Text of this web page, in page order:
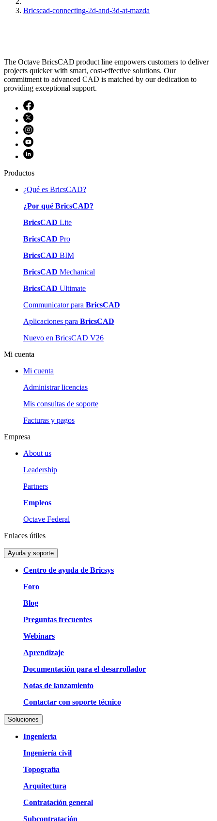
Bricscad-connecting-2d-and-3d-at-mazda
The Octave BricsCAD product line empowers customers to deliver
projects quicker with smart, cost-effective solutions. Our
commitment to advanced CAD is matched by our dedication to
providing exceptional support.
Productos
¿Qué es BricsCAD?
¿Por qué BricsCAD?
BricsCAD Lite
BricsCAD Pro
BricsCAD BIM
BricsCAD Mechanical
BricsCAD Ultimate
Communicator para BricsCAD
Aplicaciones para BricsCAD
Nuevo en BricsCAD V26
Mi cuenta
Mi cuenta
Administrar licencias
Mis consultas de soporte
Facturas y pagos
Empresa
About us
Leadership
Partners
Empleos
Octave Federal
Enlaces útiles
Ayuda y soporte
Centro de ayuda de Bricsys
Foro
Blog
Preguntas frecuentes
Webinars
Aprendizaje
Documentación para el desarrollador
Notas de lanzamiento
Contactar con soporte técnico
Soluciones
Ingeniería
Ingeniería civil
Topografía
Arquitectura
Contratación general
Subcontratación